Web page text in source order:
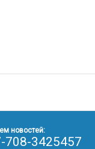
новостей:
708-3425457